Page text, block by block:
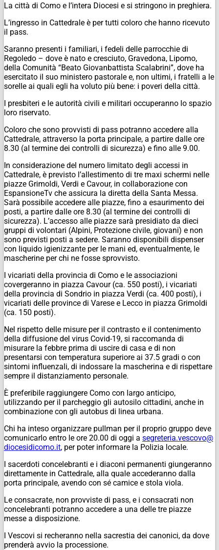
La città di Como e l’intera Diocesi e si stringono in preghiera.
L’ingresso in Cattedrale è per tutti coloro che hanno ricevuto
il pass.
Saranno presenti i familiari, i fedeli delle parrocchie di
Regoledo – dove è nato e cresciuto, Gravedona, Lipomo,
della Comunità “Beato Giovanbattista Scalabrini”, dove ha
esercitato il suo ministero pastorale e, non ultimi, i fratelli a le
sorelle ai quali egli ha voluto più bene: i poveri della città.
I presbiteri e le autorità civili e militari occuperanno lo spazio
loro riservato.
Coloro che sono provvisti di pass potranno accedere alla
Cattedrale, attraverso la porta principale, a partire dalle ore
8.30 (al termine dei controlli di sicurezza) e fino alle 9.00.
In considerazione del numero limitato degli accessi in
Cattedrale, è previsto l’allestimento di tre maxi schermi nelle
piazze Grimoldi, Verdi e Cavour, in collaborazione con
EspansioneTv che assicura la diretta della Santa Messa.
Sarà possibile accedere alle piazze, fino a esaurimento dei
posti, a partire dalle ore 8.30 (al termine dei controlli di
sicurezza). L’accesso alle piazze sarà presidiato da dieci
gruppi di volontari (Alpini, Protezione civile, giovani) e non
sono previsti posti a sedere. Saranno disponibili dispenser
con liquido igienizzante per le mani ed, eventualmente, le
mascherine per chi ne fosse sprovvisto.
I vicariati della provincia di Como e le associazioni
covergeranno in piazza Cavour (ca. 550 posti), i vicariati
della provincia di Sondrio in piazza Verdi (ca. 400 posti), i
vicariati delle province di Varese e Lecco in piazza Grimoldi
(ca. 150 posti).
Nel rispetto delle misure per il contrasto e il contenimento
della diffusione del virus Covid-19, si raccomanda di
misurare la febbre prima di uscire di casa e di non
presentarsi con temperatura superiore ai 37.5 gradi o con
sintomi influenzali, di indossare la mascherina e di rispettare
sempre il distanziamento personale.
È preferibile raggiungere Como con largo anticipo,
utilizzando per il parcheggio gli autosilo cittadini, anche in
combinazione con gli autobus di linea urbana.
Chi ha inteso organizzare pullman per il proprio gruppo deve
comunicarlo entro le ore 20.00 di oggi a segreteria.vescovo@
diocesidicomo.it, per poter informare la Polizia locale.
I sacerdoti concelebranti e i diaconi permanenti giungeranno
direttamente in Cattedrale, alla quale accederanno dalla
porta principale, avendo con sé camice e stola viola.
Le consacrate, non provviste di pass, e i consacrati non
concelebranti potranno accedere a una delle tre piazze
messe a disposizione.
I Vescovi si recheranno nella sacrestia dei canonici, da dove
prenderà avvio la processione.